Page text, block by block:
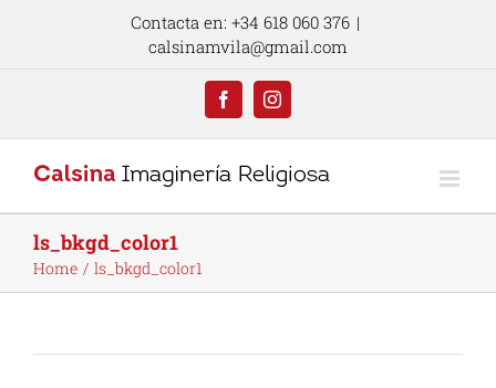
Contacta en: +34 618 060 376 |
calsinamvila@gmail.com
FacebookInstagram
ls_bkgd_color1
Home ls_bkgd_color1